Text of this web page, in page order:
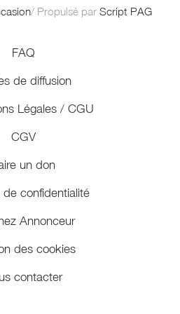
/ Propulsé par Script PAG
FAQ
de diffusion
Légales / CGU
CGV
un don
de confidentialité
Annonceur
des cookies
contacter